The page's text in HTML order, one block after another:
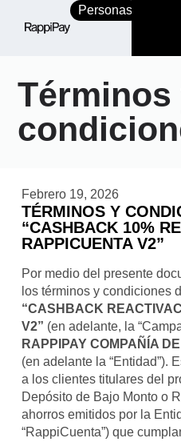
Personas
Términos
Febrero 19, 2026
TÉRMINOS Y
“CASHBACK 10%
RAPPICUENTA V2”
Por medio del presente
los términos y condiciones
“CASHBACK
V2” (en adelante, la
RAPPIPAY COMPAÑÍA
(en adelante la “Entidad”).
a los clientes titulares del
Depósito de Bajo Monto o
ahorros emitidos por la
“RappiCuenta”) que